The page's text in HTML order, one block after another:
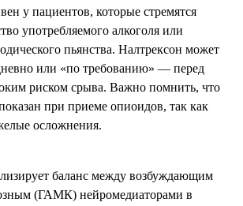
у пациентов, которые стремятся
употребляемого алкоголя или
пьянства. Налтрексон может
или «по требованию» — перед
риском срыва. Важно помнить, что
при приеме опиоидов, так как
осложнения.
баланс между возбуждающим
(ГАМК) нейромедиаторами в